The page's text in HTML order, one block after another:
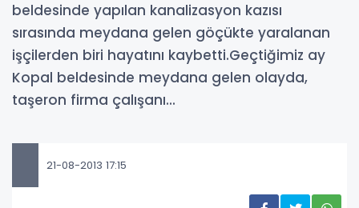
beldesinde yapılan kanalizasyon kazısı
sırasında meydana gelen göçükte yaralanan
işçilerden biri hayatını kaybetti.Geçtiğimiz ay
Kopal beldesinde meydana gelen olayda,
taşeron firma çalışanı...
21-08-2013 17:15